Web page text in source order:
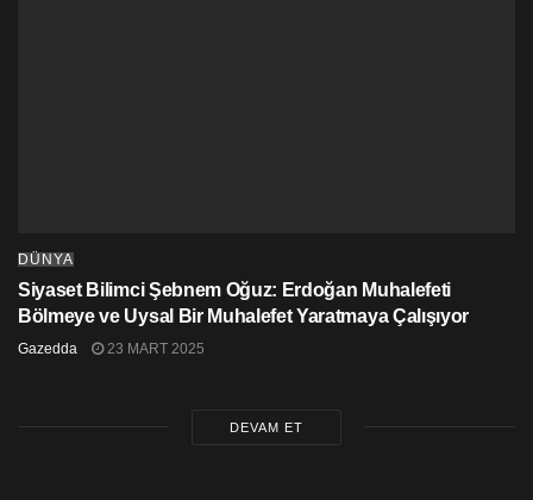
DÜNYA
Siyaset Bilimci Şebnem Oğuz: Erdoğan Muhalefeti
Bölmeye ve Uysal Bir Muhalefet Yaratmaya Çalışıyor
Gazedda 23 MART 2025
DEVAM ET